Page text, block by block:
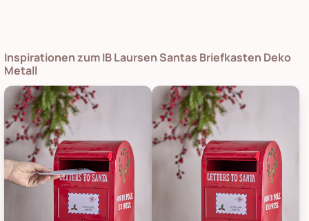
Inspirationen zum IB Laursen Santas Briefkasten Deko
Metall